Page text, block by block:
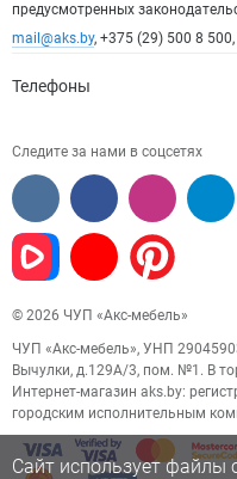
предусмотренных
mail@aks.by, +375 (29) 500 8
Телефоны
Следите за нами в соцсетях
© 2026 ЧУП «Акс-мебель»
ЧУП «Акс-мебель», УНП
Вычулки, д.129А/3, пом. №1. В
Интернет-магазин aks.by:
городским исполнительным
Сайт использует файлы